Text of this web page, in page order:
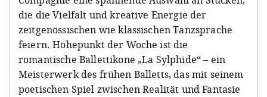
die die Vielfalt und kreative Energie der
zeitgenössischen wie klassischen Tanzsprache
feiern. Höhepunkt der Woche ist die
romantische Ballettikone „La Sylphide“ – ein
Meisterwerk des frühen Balletts, das mit seinem
poetischen Spiel zwischen Realität und Fantasie